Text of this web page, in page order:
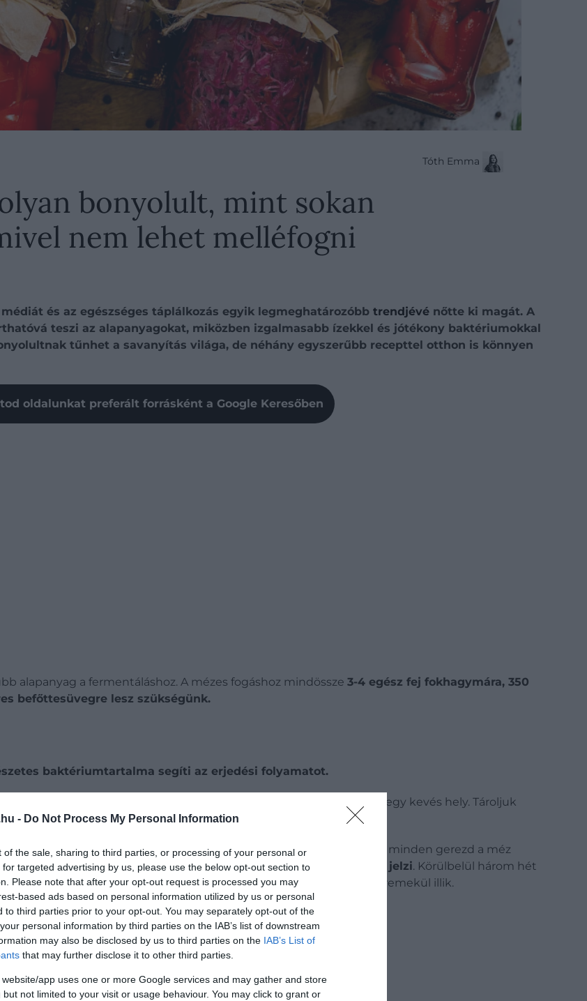
- Do Not Process My Personal Information
of the sale, sharing to third parties, or processing of your personal or
targeted advertising by us, please use the below opt-out section to
Please note that after your opt-out request is processed you may
based ads based on personal information utilized by us or personal
to third parties prior to your opt-out. You may separately opt-out of the
personal information by third parties on the IAB’s list of downstream
may also be disclosed by us to third parties on the IAB’s List of
that may further disclose it to other third parties.
app uses one or more Google services and may gather and store
not limited to your visit or usage behaviour. You may click to grant or
Tóth Emma
bonyolult, mint sokan
nem lehet melléfogni
és az egészséges táplálkozás egyik legmeghatározóbb trendjévé nőtte ki magát. A
teszi az alapanyagokat, miközben izgalmasabb ízekkel és jótékony baktériumokkal
tűnhet a savanyítás világa, de néhány egyszerűbb recepttel otthon is könnyen
oldalunkat preferált forrásként a Google Keresőben
alapanyag a fermentáláshoz. A mézes fogáshoz mindössze 3-4 egész fej fokhagymára, 350
befőttesüvegre lesz szükségünk.
baktériumtartalma segíti az erjedési folyamatot.
majd öntsük fel mézzel úgy, hogy az üveg tetején maradjon egy kevés hely. Tároljuk
naponta érdemes megfordítani vagy átforgatni az üveget, hogy minden gerezd a méz
meg, a méz állaga megváltozik, ami a fermentáció beindulását jelzi. Körülbelül három hét
amelysalátaöntetekhez, szószokhoz vagy akár húsokhoz is remekül illik.